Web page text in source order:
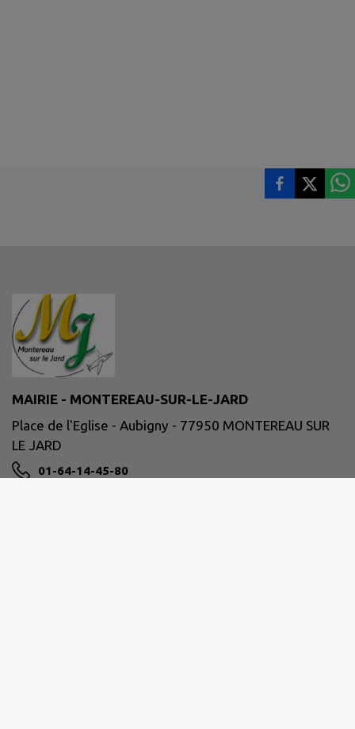
MAIRIE - MONTEREAU-SUR-LE-JARD
Place de l'Eglise - Aubigny - 77950 MONTEREAU SUR
LE JARD
01-64-14-45-80